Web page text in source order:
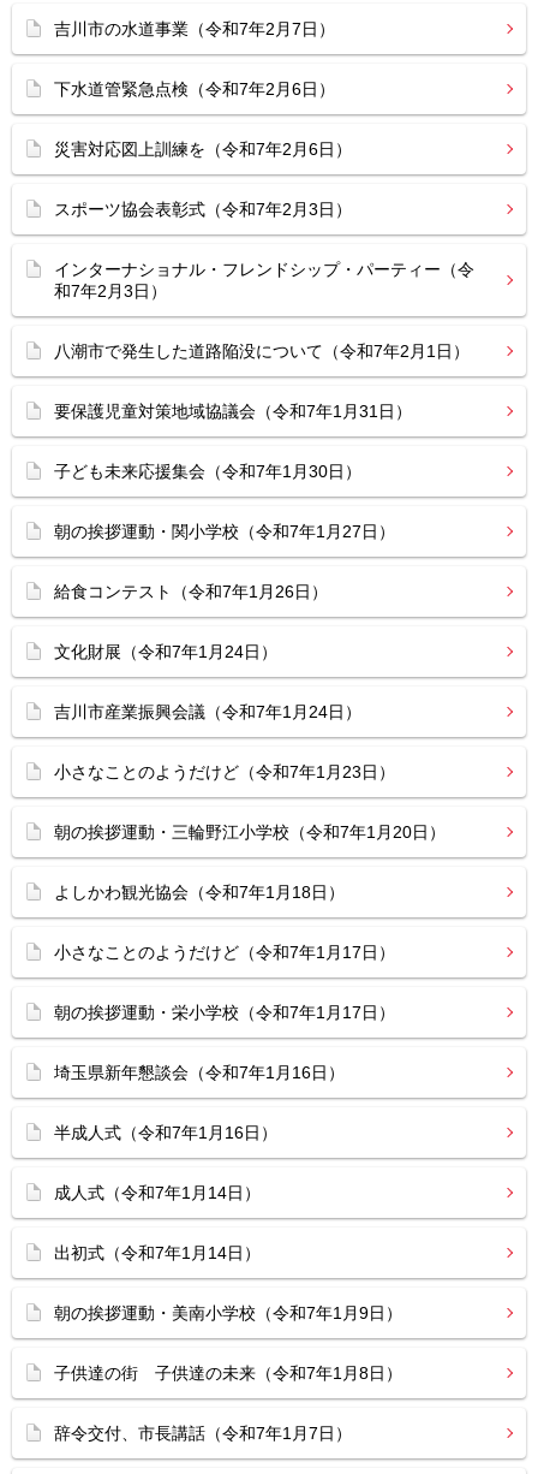
吉川市の水道事業（令和7年2月7日）
下水道管緊急点検（令和7年2月6日）
災害対応図上訓練を（令和7年2月6日）
スポーツ協会表彰式（令和7年2月3日）
インターナショナル・フレンドシップ・パーティー（令
和7年2月3日）
八潮市で発生した道路陥没について（令和7年2月1日）
要保護児童対策地域協議会（令和7年1月31日）
子ども未来応援集会（令和7年1月30日）
朝の挨拶運動・関小学校（令和7年1月27日）
給食コンテスト（令和7年1月26日）
文化財展（令和7年1月24日）
吉川市産業振興会議（令和7年1月24日）
小さなことのようだけど（令和7年1月23日）
朝の挨拶運動・三輪野江小学校（令和7年1月20日）
よしかわ観光協会（令和7年1月18日）
小さなことのようだけど（令和7年1月17日）
朝の挨拶運動・栄小学校（令和7年1月17日）
埼玉県新年懇談会（令和7年1月16日）
半成人式（令和7年1月16日）
成人式（令和7年1月14日）
出初式（令和7年1月14日）
朝の挨拶運動・美南小学校（令和7年1月9日）
子供達の街 子供達の未来（令和7年1月8日）
辞令交付、市長講話（令和7年1月7日）